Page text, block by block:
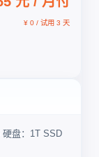
¥ 0 / 试用 3 天
硬盘：1T SSD